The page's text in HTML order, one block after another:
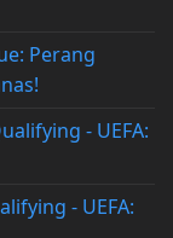
Perang
- UEFA:
- UEFA: